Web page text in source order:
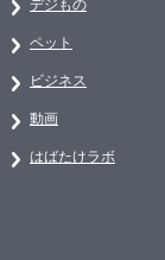
デジもの
ペット
ビジネス
動画
はばたけラボ